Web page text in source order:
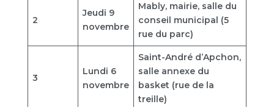
2
Jeudi 9
novembre
Mably, mairie, salle du
conseil municipal (5
rue du parc)
3
Lundi 6
novembre
Saint-André d’Apchon,
salle annexe du
basket (rue de la
treille)